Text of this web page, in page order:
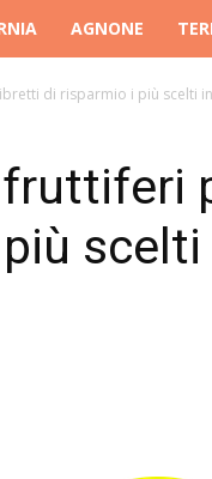
AGNONE
di risparmio i più scelti
scelti